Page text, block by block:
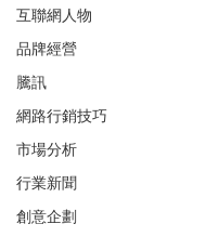
互聯網人物
品牌經營
騰訊
網路行銷技巧
市場分析
行業新聞
創意企劃